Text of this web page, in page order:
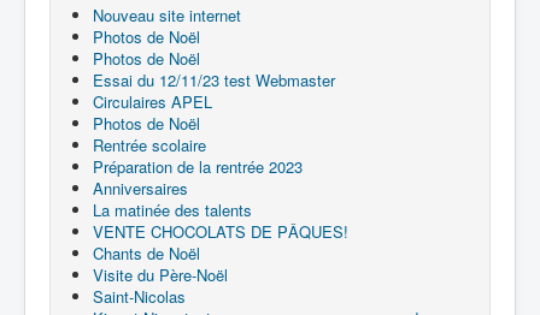
Nouveau site internet
Photos de Noël
Photos de Noël
Essai du 12/11/23 test Webmaster
Circulaires APEL
Photos de Noël
Rentrée scolaire
Préparation de la rentrée 2023
Anniversaires
La matinée des talents
VENTE CHOCOLATS DE PÂQUES!
Chants de Noël
Visite du Père-Noël
Saint-Nicolas